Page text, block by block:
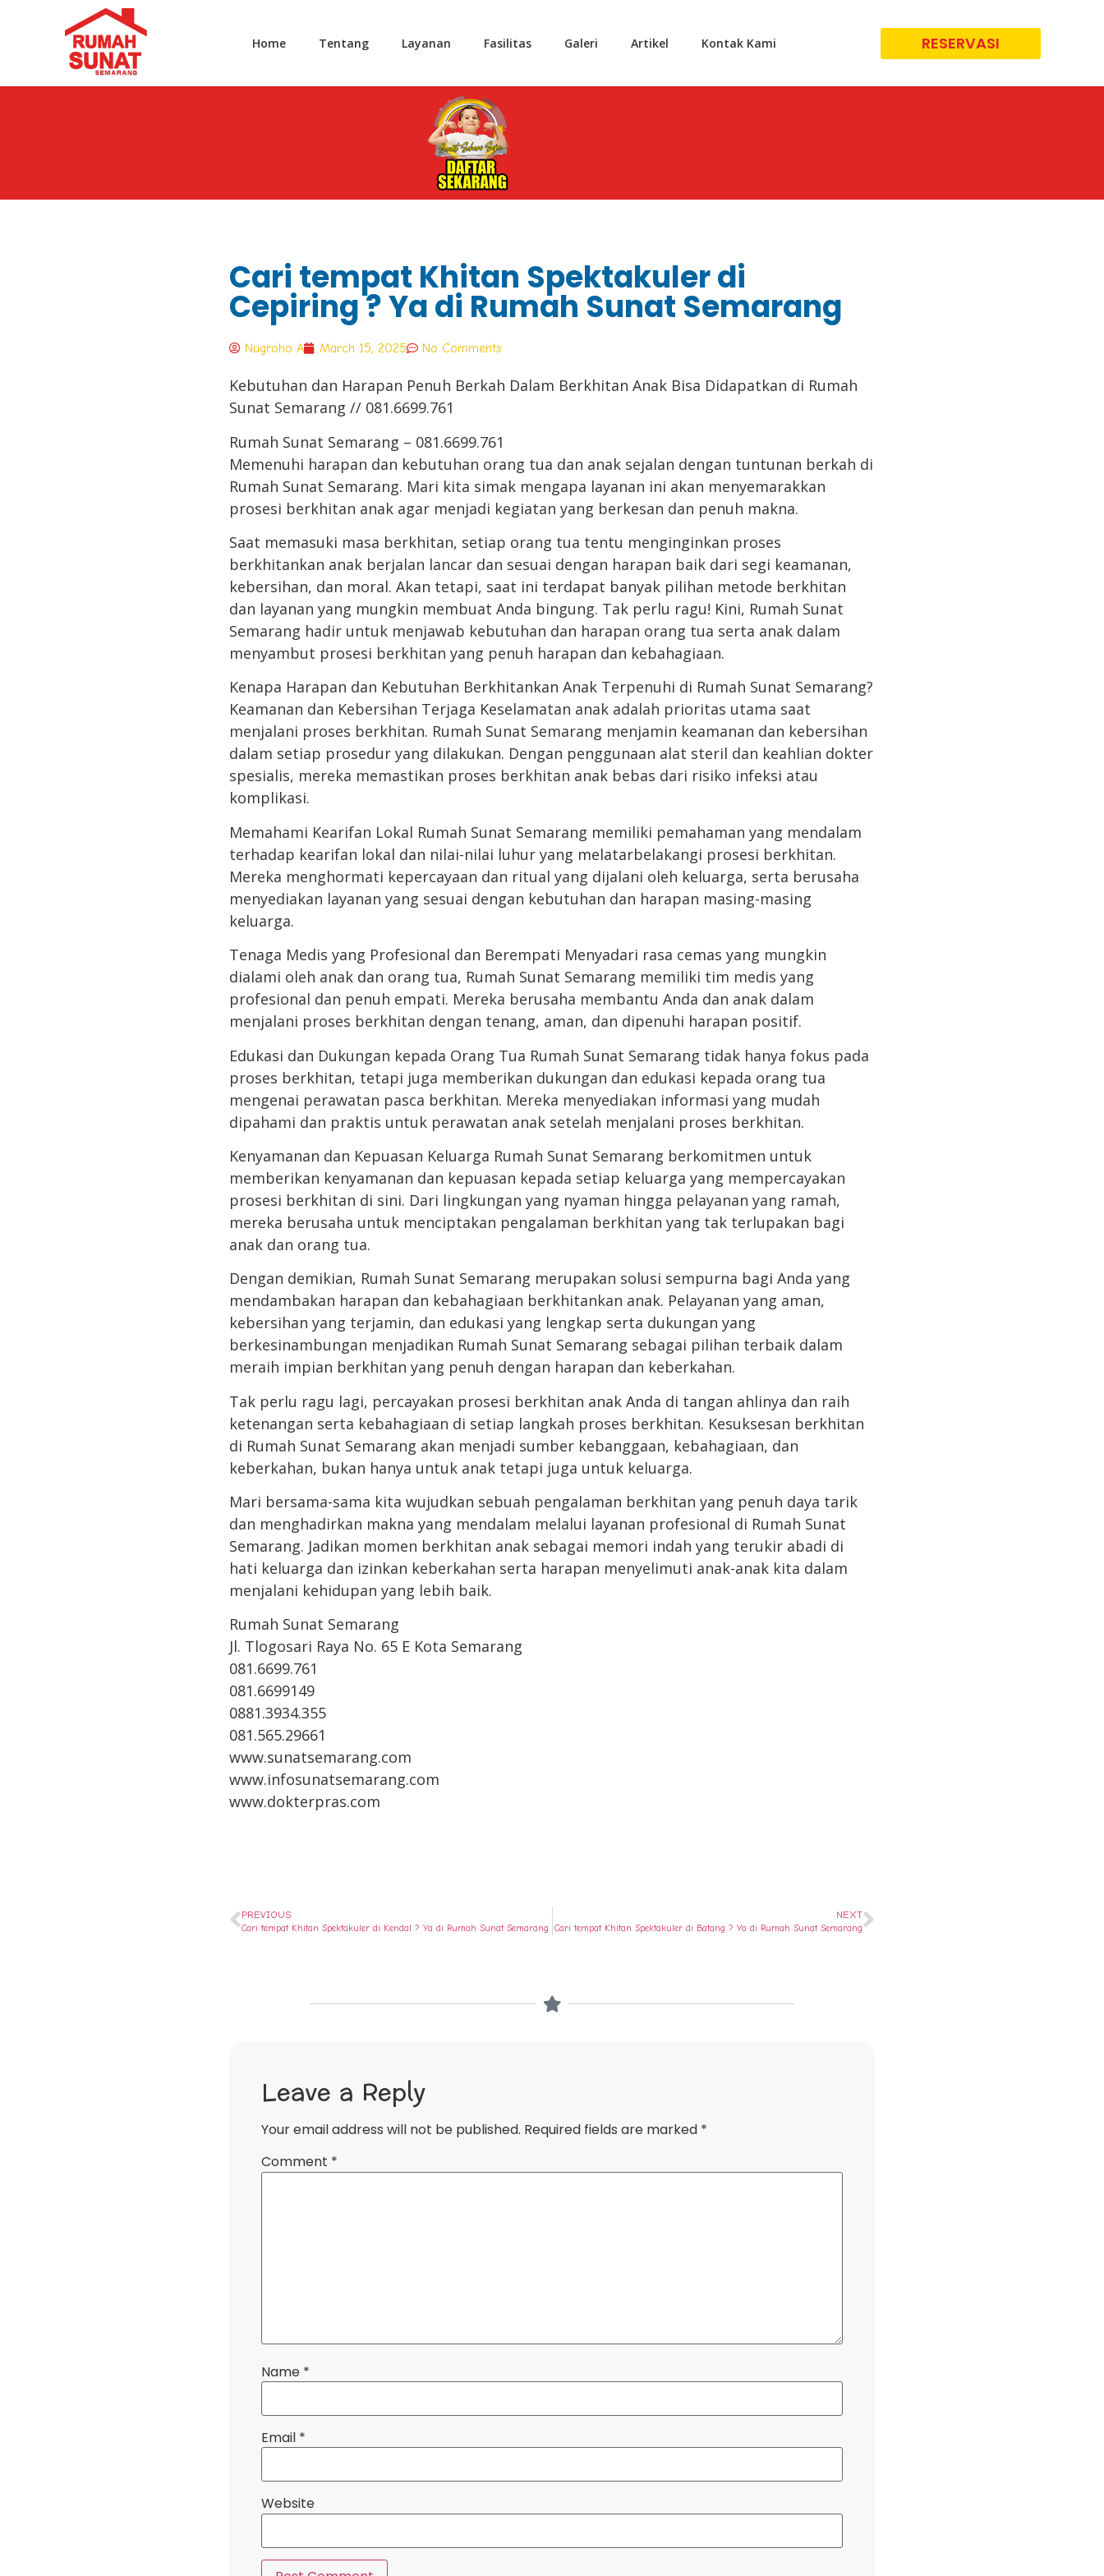
Home Tentang Layanan Fasilitas Galeri Artikel Kontak Kami RESERVASI
Cari tempat Khitan Spektakuler di
Cepiring ? Ya di Rumah Sunat Semarang
Nugroho A March 15, 2025 No Comments
Kebutuhan dan Harapan Penuh Berkah Dalam Berkhitan Anak Bisa Didapatkan di Rumah
Sunat Semarang // 081.6699.761
Rumah Sunat Semarang – 081.6699.761
Memenuhi harapan dan kebutuhan orang tua dan anak sejalan dengan tuntunan berkah di
Rumah Sunat Semarang. Mari kita simak mengapa layanan ini akan menyemarakkan
prosesi berkhitan anak agar menjadi kegiatan yang berkesan dan penuh makna.
Saat memasuki masa berkhitan, setiap orang tua tentu menginginkan proses
berkhitankan anak berjalan lancar dan sesuai dengan harapan baik dari segi keamanan,
kebersihan, dan moral. Akan tetapi, saat ini terdapat banyak pilihan metode berkhitan
dan layanan yang mungkin membuat Anda bingung. Tak perlu ragu! Kini, Rumah Sunat
Semarang hadir untuk menjawab kebutuhan dan harapan orang tua serta anak dalam
menyambut prosesi berkhitan yang penuh harapan dan kebahagiaan.
Kenapa Harapan dan Kebutuhan Berkhitankan Anak Terpenuhi di Rumah Sunat Semarang?
Keamanan dan Kebersihan Terjaga Keselamatan anak adalah prioritas utama saat
menjalani proses berkhitan. Rumah Sunat Semarang menjamin keamanan dan kebersihan
dalam setiap prosedur yang dilakukan. Dengan penggunaan alat steril dan keahlian dokter
spesialis, mereka memastikan proses berkhitan anak bebas dari risiko infeksi atau
komplikasi.
Memahami Kearifan Lokal Rumah Sunat Semarang memiliki pemahaman yang mendalam
terhadap kearifan lokal dan nilai-nilai luhur yang melatarbelakangi prosesi berkhitan.
Mereka menghormati kepercayaan dan ritual yang dijalani oleh keluarga, serta berusaha
menyediakan layanan yang sesuai dengan kebutuhan dan harapan masing-masing
keluarga.
Tenaga Medis yang Profesional dan Berempati Menyadari rasa cemas yang mungkin
dialami oleh anak dan orang tua, Rumah Sunat Semarang memiliki tim medis yang
profesional dan penuh empati. Mereka berusaha membantu Anda dan anak dalam
menjalani proses berkhitan dengan tenang, aman, dan dipenuhi harapan positif.
Edukasi dan Dukungan kepada Orang Tua Rumah Sunat Semarang tidak hanya fokus pada
proses berkhitan, tetapi juga memberikan dukungan dan edukasi kepada orang tua
mengenai perawatan pasca berkhitan. Mereka menyediakan informasi yang mudah
dipahami dan praktis untuk perawatan anak setelah menjalani proses berkhitan.
Kenyamanan dan Kepuasan Keluarga Rumah Sunat Semarang berkomitmen untuk
memberikan kenyamanan dan kepuasan kepada setiap keluarga yang mempercayakan
prosesi berkhitan di sini. Dari lingkungan yang nyaman hingga pelayanan yang ramah,
mereka berusaha untuk menciptakan pengalaman berkhitan yang tak terlupakan bagi
anak dan orang tua.
Dengan demikian, Rumah Sunat Semarang merupakan solusi sempurna bagi Anda yang
mendambakan harapan dan kebahagiaan berkhitankan anak. Pelayanan yang aman,
kebersihan yang terjamin, dan edukasi yang lengkap serta dukungan yang
berkesinambungan menjadikan Rumah Sunat Semarang sebagai pilihan terbaik dalam
meraih impian berkhitan yang penuh dengan harapan dan keberkahan.
Tak perlu ragu lagi, percayakan prosesi berkhitan anak Anda di tangan ahlinya dan raih
ketenangan serta kebahagiaan di setiap langkah proses berkhitan. Kesuksesan berkhitan
di Rumah Sunat Semarang akan menjadi sumber kebanggaan, kebahagiaan, dan
keberkahan, bukan hanya untuk anak tetapi juga untuk keluarga.
Mari bersama-sama kita wujudkan sebuah pengalaman berkhitan yang penuh daya tarik
dan menghadirkan makna yang mendalam melalui layanan profesional di Rumah Sunat
Semarang. Jadikan momen berkhitan anak sebagai memori indah yang terukir abadi di
hati keluarga dan izinkan keberkahan serta harapan menyelimuti anak-anak kita dalam
menjalani kehidupan yang lebih baik.
Rumah Sunat Semarang
Jl. Tlogosari Raya No. 65 E Kota Semarang
081.6699.761
081.6699149
0881.3934.355
081.565.29661
www.sunatsemarang.com
www.infosunatsemarang.com
www.dokterpras.com
PREVIOUS
Cari tempat Khitan Spektakuler di Kendal ? Ya di Rumah Sunat Semarang
NEXT
Cari tempat Khitan Spektakuler di Batang ? Ya di Rumah Sunat Semarang
Leave a Reply
Your email address will not be published. Required fields are marked *
Comment *
Name *
Email *
Website